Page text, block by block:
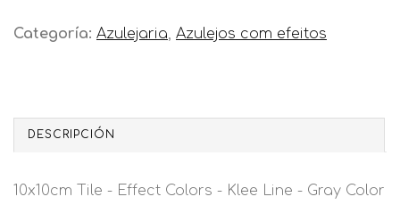
Categoría: Azulejaria Azulejos com efeitos
DESCRIPCIÓN
10x10cm Tile - Effect Colors - Klee Line - Gray Color